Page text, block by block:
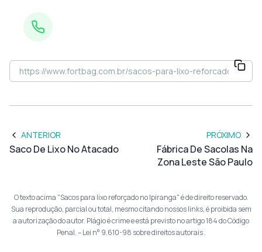
ANTERIOR
Saco De Lixo No Atacado
PRÓXIMO
Fábrica De Sacolas Na
Zona Leste São Paulo
O texto acima "Sacos para lixo reforçado no Ipiranga" é de direito reservado.
Sua reprodução, parcial ou total, mesmo citando nossos links, é proibida sem
a autorização do autor. Plágio é crime e está previsto no artigo 184 do Código
Penal. –Lei n° 9.610-98 sobre direitos autorais.